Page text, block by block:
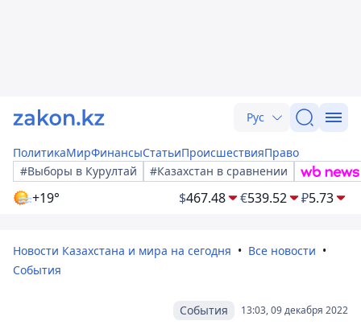
Рус
ПолитикаМирФинансыСтатьиПроисшествияПраво
#Выборы в Курултай
#Казахстан в сравнении
+19° $467.48 €539.52 ₽5.73
Новости Казахстана и мира на сегодня
Все новости
События
13:03, 09 декабря 2022
События